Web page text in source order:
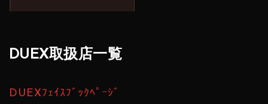
DUEX取扱店一覧
DUEXﾌｪｲｽﾌﾞｯｸﾍﾟｰｼﾞ